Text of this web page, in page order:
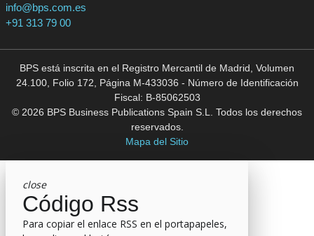
info@bps.com.es
+91 313 79 00
BPS está inscrita en el Registro Mercantil de Madrid, Volumen
24.100, Folio 172, Página M-433036 - Número de Identificación
Fiscal: B-85062503
© 2026 BPS Business Publications Spain S.L. Todos los derechos
reservados.
Mapa del Sitio
close
Código Rss
Para copiar el enlace RSS en el portapapeles,